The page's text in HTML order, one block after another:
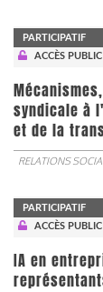
PARTICIPATIF
ACCÈS PUBLIC
syndicale à
et de la
RELATIONS
PARTICIPATIF
ACCÈS PUBLIC
IA en